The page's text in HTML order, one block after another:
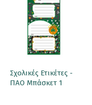
Σχολικές Ετικέτες -
ΠΑΟ Μπάσκετ 1